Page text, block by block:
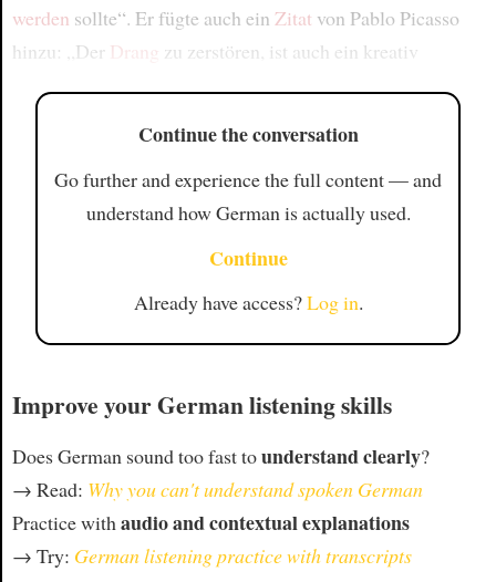
werden sollte“. Er fügte auch ein Zitat von Pablo Picasso
hinzu: „Der Drang zu zerstören, ist auch ein kreativ
Continue the conversation
Go further and experience the full content — and
understand how German is actually used.
Continue
Already have access?Log in.
Improve your German listening skills
Does German sound too fast tounderstand clearly?
→ Read: Why you can't understand spoken German
Practice with audio and contextual explanations
→ Try: German listening practice with transcripts